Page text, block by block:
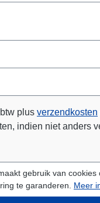
plus verzendkosten
indien niet anders
gebruik van cookies
te garanderen. Meer